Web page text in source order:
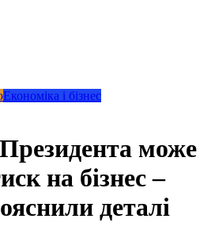
Економіка і бізнес
може
на бізнес –
деталі